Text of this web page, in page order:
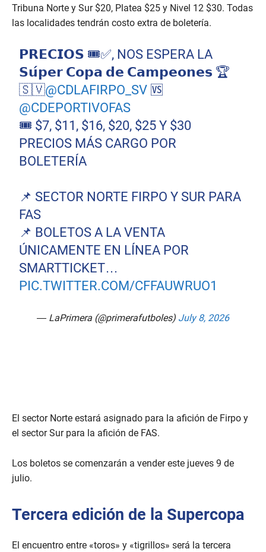
Tribuna Norte y Sur $20, Platea $25 y Nivel 12 $30. Todas
las localidades tendrán costo extra de boletería.
𝗣𝗥𝗘𝗖𝗜𝗢𝗦 🎟️✅, NOS ESPERA LA
𝗦𝘂́𝗽𝗲𝗿 𝗖𝗼𝗽𝗮 𝗱𝗲 𝗖𝗮𝗺𝗽𝗲𝗼𝗻𝗲𝘀 🏆
🇸🇻@CDLAFIRPO_SV 🆚
@CDEPORTIVOFAS
🎟️ $7, $11, $16, $20, $25 Y $30
PRECIOS MÁS CARGO POR
BOLETERÍA
📌 SECTOR NORTE FIRPO Y SUR PARA
FAS
📌 BOLETOS A LA VENTA
ÚNICAMENTE EN LÍNEA POR
SMARTTICKET…
PIC.TWITTER.COM/CFFAUWRUO1
— LaPrimera (@primerafutboles) July 8, 2026
El sector Norte estará asignado para la afición de Firpo y
el sector Sur para la afición de FAS.
Los boletos se comenzarán a vender este jueves 9 de
julio.
Tercera edición de la Supercopa
El encuentro entre «toros» y «tigrillos» será la tercera